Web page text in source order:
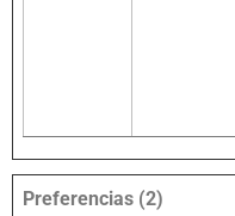
Preferencias (2)